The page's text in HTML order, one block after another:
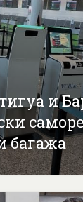
и
багажа